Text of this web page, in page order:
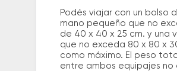
Podés viajar con un bolso
mano pequeño que no
de 40 x 40 x 25 cm. y una
que no exceda 80 x 80 x
como máximo. El peso
entre ambos equipajes no